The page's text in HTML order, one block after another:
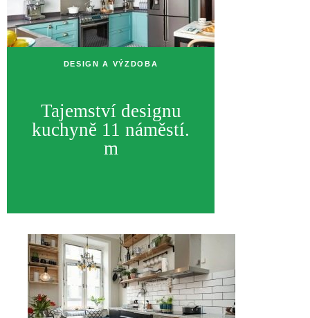
DESIGN A VÝZDOBA
Tajemství designu
kuchyně 11 náměstí.
m